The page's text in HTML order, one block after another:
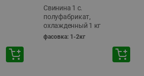
Свинина 1 с.
полуфабрикат,
охлажденный 1 кг
фасовка: 1-2кг